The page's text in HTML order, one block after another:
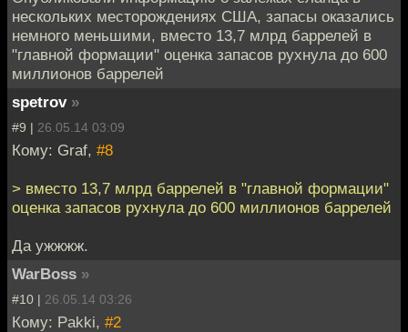
нескольких месторождениях США, запасы оказались
немного меньшими, вместо 13,7 млрд баррелей в
"главной формации" оценка запасов рухнула до 600
миллионов баррелей
spetrov »
#9 | 26.05.14 03:09
Кому: Graf, #8
> вместо 13,7 млрд баррелей в "главной формации"
оценка запасов рухнула до 600 миллионов баррелей
Да ужжжж.
WarBoss »
#10 | 26.05.14 03:26
Кому: Pakki, #2